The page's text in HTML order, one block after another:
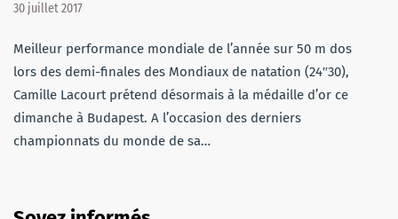
30 juillet 2017
Meilleur performance mondiale de l’année sur 50 m dos
lors des demi-finales des Mondiaux de natation (24″30),
Camille Lacourt prétend désormais à la médaille d’or ce
dimanche à Budapest. A l’occasion des derniers
championnats du monde de sa…